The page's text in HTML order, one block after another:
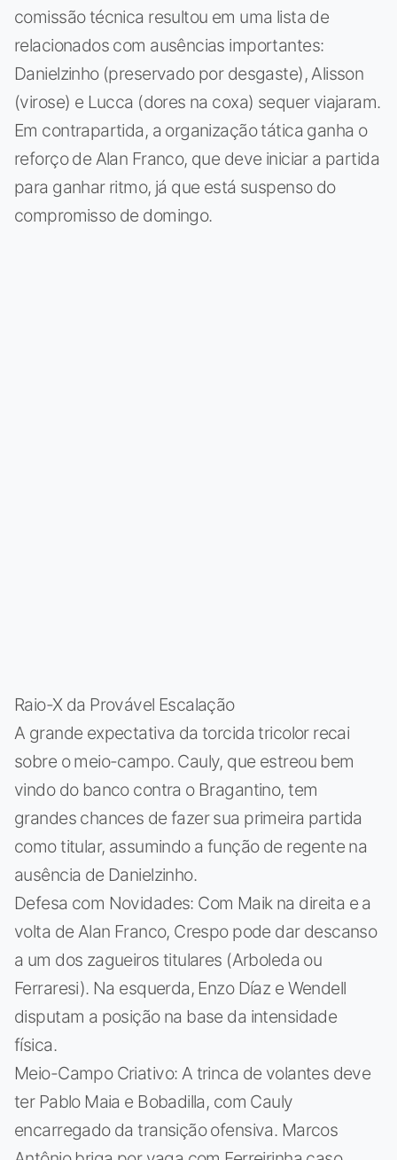
comissão técnica resultou em uma lista de
relacionados com ausências importantes:
Danielzinho (preservado por desgaste), Alisson
(virose) e Lucca (dores na coxa) sequer viajaram.
Em contrapartida, a organização tática ganha o
reforço de Alan Franco, que deve iniciar a partida
para ganhar ritmo, já que está suspenso do
compromisso de domingo.
Raio-X da Provável Escalação
A grande expectativa da torcida tricolor recai
sobre o meio-campo. Cauly, que estreou bem
vindo do banco contra o Bragantino, tem
grandes chances de fazer sua primeira partida
como titular, assumindo a função de regente na
ausência de Danielzinho.
Defesa com Novidades: Com Maik na direita e a
volta de Alan Franco, Crespo pode dar descanso
a um dos zagueiros titulares (Arboleda ou
Ferraresi). Na esquerda, Enzo Díaz e Wendell
disputam a posição na base da intensidade
física.
Meio-Campo Criativo: A trinca de volantes deve
ter Pablo Maia e Bobadilla, com Cauly
encarregado da transição ofensiva. Marcos